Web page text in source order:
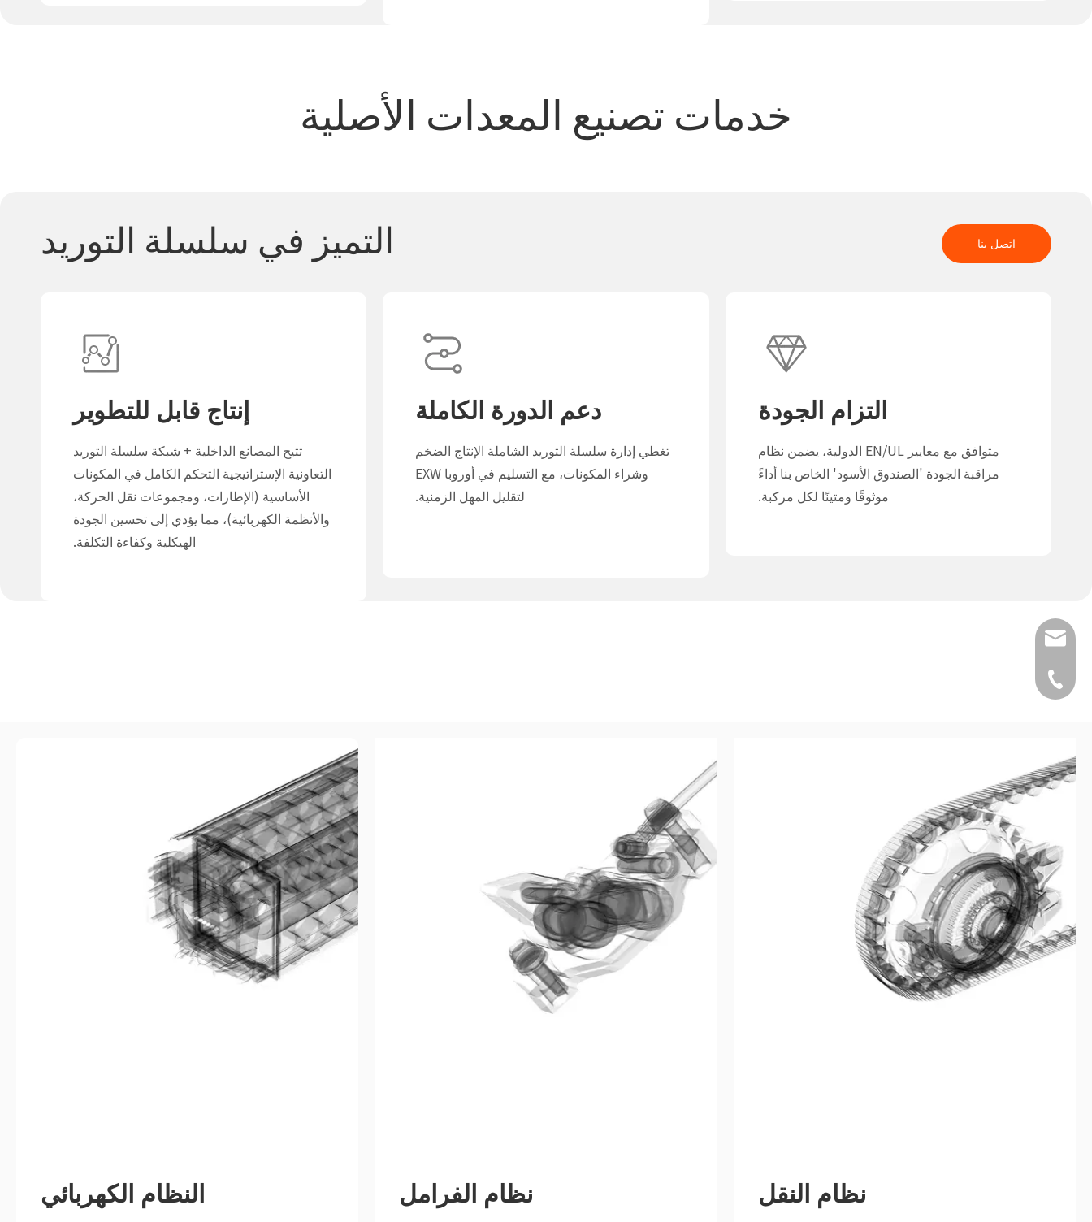
خدمات تصنيع المعدات الأصلية
التميز في سلسلة التوريد اتصل بنا
إنتاج قابل للتطوير
تتيح المصانع الداخلية + شبكة سلسلة التوريد
التعاونية الإستراتيجية التحكم الكامل في المكونات
الأساسية (الإطارات، ومجموعات نقل الحركة،
والأنظمة الكهربائية)، مما يؤدي إلى تحسين الجودة
الهيكلية وكفاءة التكلفة.
دعم الدورة الكاملة
تغطي إدارة سلسلة التوريد الشاملة الإنتاج الضخم
وشراء المكونات، مع التسليم في أوروبا EXW
لتقليل المهل الزمنية.
التزام الجودة
متوافق مع معايير EN/UL الدولية، يضمن نظام
مراقبة الجودة 'الصندوق الأسود' الخاص بنا أداءً
موثوقًا ومتينًا لكل مركبة.
النظام الكهربائي نظام الفرامل نظام النقل
+49 1590